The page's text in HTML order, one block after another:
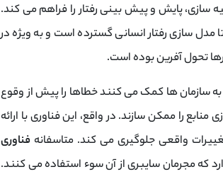
‌سازی، پایش و پیش ‌بینی رفتار را فراهم می کند.
سازی رفتار انسانی گسترده است و به ویژه در
تحول ‌آفرین بوده است.
به سازمان ‌ها کمک می‌ کنند خطاها را پیش از وقوع
را ممکن سازند. در واقع، این فناوری با ارائه
واقعی جلوگیری می کند. متاسفانه فناوری
که مجرمان سایبری از آن سوء استفاده می کنند.